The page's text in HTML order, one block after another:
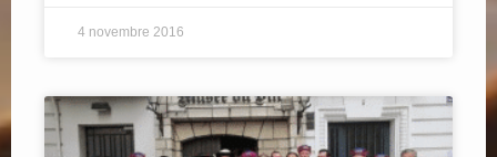
4 novembre 2016